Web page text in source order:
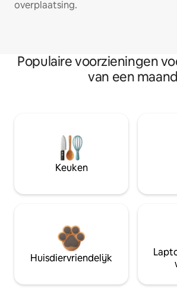
overplaatsing.
Populaire voorzieningen
van een maand
Keuken
Huisdiervriendelijk